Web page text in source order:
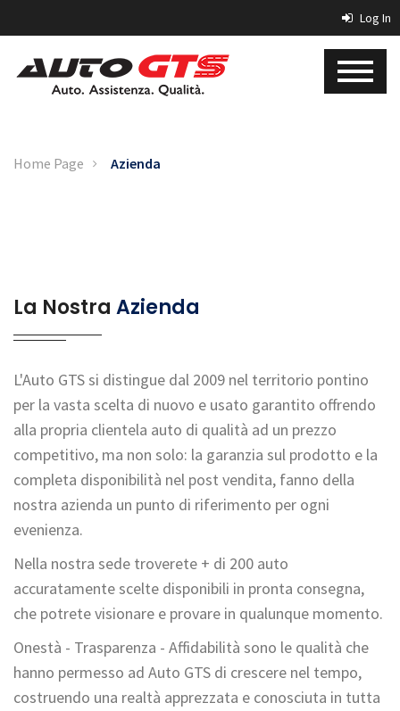
Log In
Home Page Azienda
La Nostra Azienda
L'Auto GTS si distingue dal 2009 nel territorio pontino
per la vasta scelta di nuovo e usato garantito offrendo
alla propria clientela auto di qualità ad un prezzo
competitivo, ma non solo: la garanzia sul prodotto e la
completa disponibilità nel post vendita, fanno della
nostra azienda un punto di riferimento per ogni
evenienza.
Nella nostra sede troverete + di 200 auto
accuratamente scelte disponibili in pronta consegna,
che potrete visionare e provare in qualunque momento.
Onestà - Trasparenza - Affidabilità sono le qualità che
hanno permesso ad Auto GTS di crescere nel tempo,
costruendo una realtà apprezzata e conosciuta in tutta